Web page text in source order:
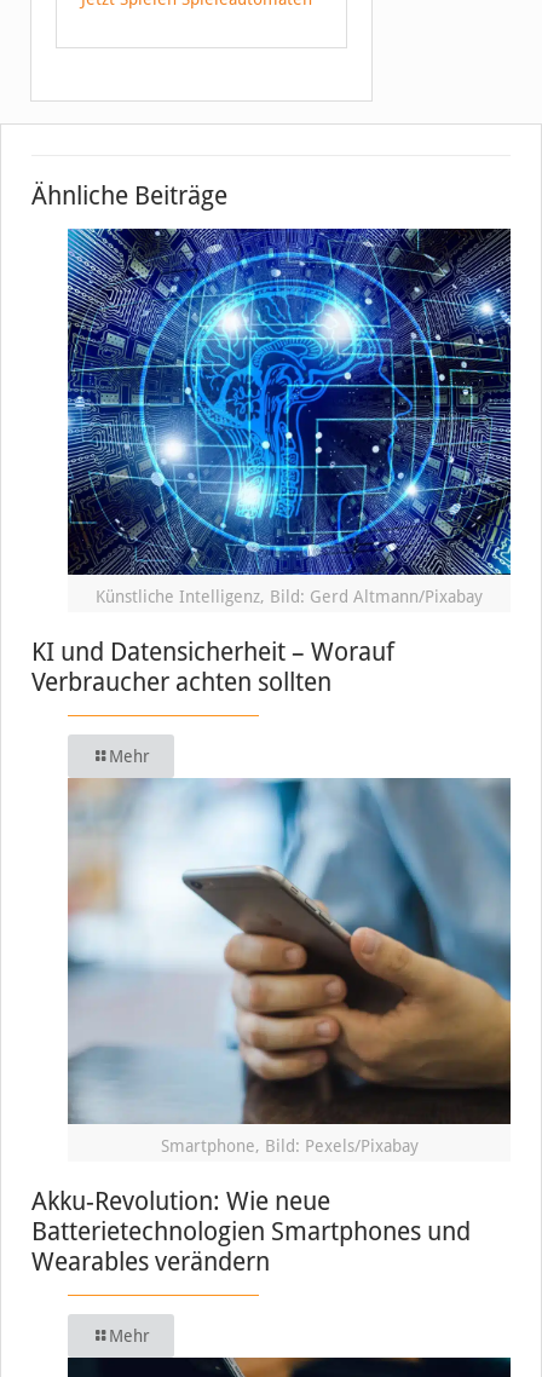
Ähnliche Beiträge
Künstliche Intelligenz, Bild: Gerd Altmann/Pixabay
KI und Datensicherheit – Worauf
Verbraucher achten sollten
Mehr
Smartphone, Bild: Pexels/Pixabay
Akku-Revolution: Wie neue
Batterietechnologien Smartphones und
Wearables verändern
Mehr